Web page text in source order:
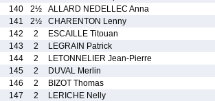
140
2½
ALLARD NEDELLEC Anna
141
2½
CHARENTON Lenny
142
2
ESCAILLE Titouan
143
2
LEGRAIN Patrick
144
2
LETONNELIER Jean-Pierre
145
2
DUVAL Merlin
146
2
BIZOT Thomas
147
2
LERICHE Nelly